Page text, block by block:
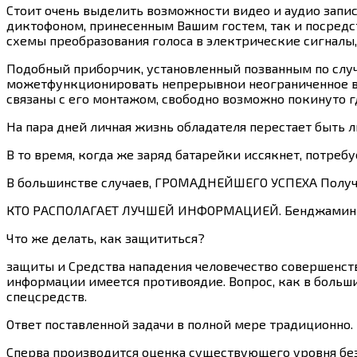
Стоит очень выделить возможности видео и аудио
диктофоном, принесенным Вашим гостем, так и
схемы преобразования голоса в электрические
Подобный приборчик, установленный позванным по
можетфункционировать непрерывнои неограниченное
связаны с его монтажом, свободно возможно
На пара дней личная жизнь обладателя перестает быть
В то время, когда же заряд батарейки иссякнет,
В большинстве случаев, ГРОМАДНЕЙШЕГО УСПЕХА
КТО РАСПОЛАГАЕТ ЛУЧШЕЙ ИНФОРМАЦИЕЙ. Бенджамин
Что же делать, как защититься?
защиты и Средства нападения человечество
информации имеется противоядие. Вопрос, как в
спецсредств.
Ответ поставленной задачи в полной мере традиционно.
Сперва производится оценка существующего уровня